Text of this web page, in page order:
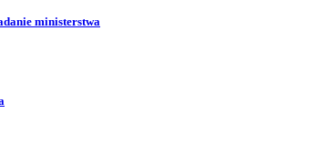
ministerstwa